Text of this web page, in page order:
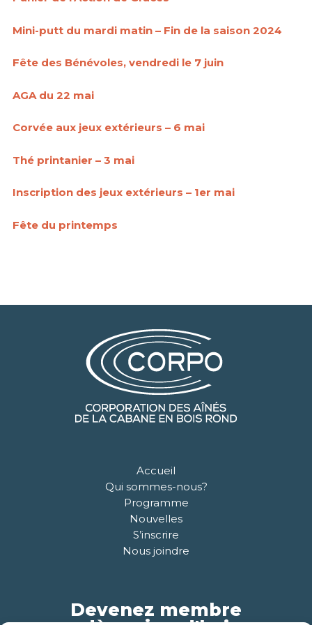
Mini-putt du mardi matin – Fin de la saison 2024
Fête des Bénévoles, vendredi le 7 juin
AGA du 22 mai
Corvée aux jeux extérieurs – 6 mai
Thé printanier – 3 mai
Inscription des jeux extérieurs – 1er mai
Fête du printemps
Accueil
Qui sommes-nous?
Programme
Nouvelles
S’inscrire
Nous joindre
Devenez membre